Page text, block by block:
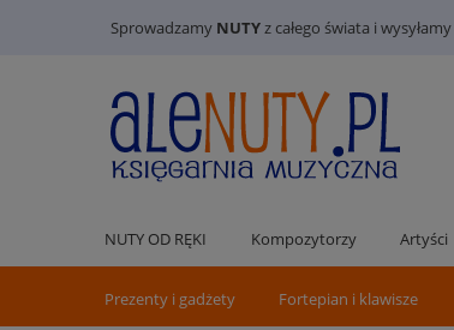
Sprowadzamy NUTYz całego świata i wysyłamy
NUTY OD RĘKI Kompozytorzy Artyści
Prezenty i gadżety Fortepian i klawisze